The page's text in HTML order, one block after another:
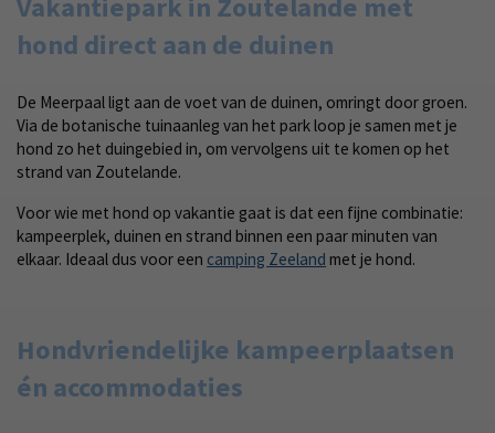
Vakantiepark in Zoutelande met
hond direct aan de duinen
De Meerpaal ligt aan de voet van de duinen, omringt door groen.
Via de botanische tuinaanleg van het park loop je samen met je
hond zo het duingebied in, om vervolgens uit te komen op het
strand van Zoutelande.
Voor wie met hond op vakantie gaat is dat een fijne combinatie:
kampeerplek, duinen en strand binnen een paar minuten van
elkaar. Ideaal dus voor een camping Zeeland met je hond.
Hondvriendelijke kampeerplaatsen
én accommodaties